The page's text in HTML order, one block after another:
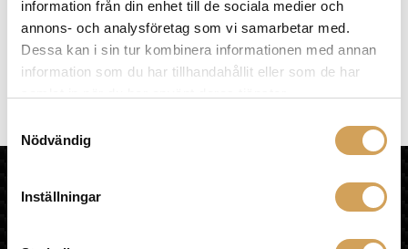
information från din enhet till de sociala medier och
annons- och analysföretag som vi samarbetar med.
Dessa kan i sin tur kombinera informationen med annan
information som du har tillhandahållit eller som de har
Nödvändig
Inställningar
flera
varianter.
De
olika
1
2
3
4
5
HEM